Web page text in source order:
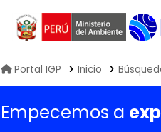
Portal IGP Inicio
Empecemos a